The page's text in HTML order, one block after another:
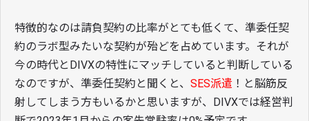
特徴的なのは請負契約の比率がとても低くて、準委任契
約のラボ型みたいな契約が殆どを占めています。それが
今の時代とDIVXの特性にマッチしていると判断している
なのですが、準委任契約と聞くと、 SES派遣 ！と脳筋反
射してしまう方もいるかと思いますが、DIVXでは経営判